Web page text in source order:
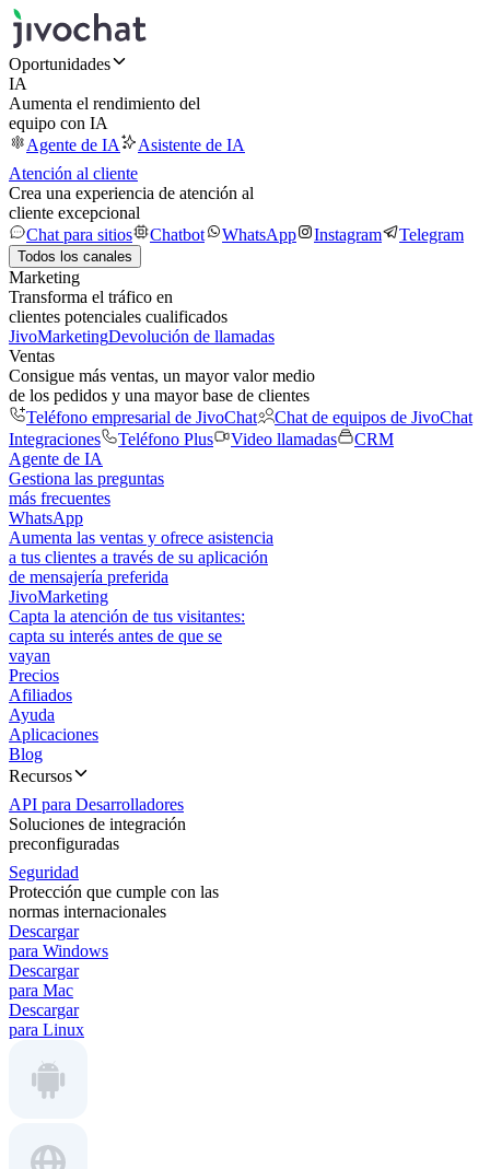
Oportunidades
IA
Aumenta el rendimiento del
equipo con IA
Agente de IA
Asistente de IA
Atención al cliente
Crea una experiencia de atención al
cliente excepcional
Chat para sitios
Chatbot WhatsApp Instagram Telegram
Todos los canales
Marketing
Transforma el tráfico en
clientes potenciales cualificados
JivoMarketingDevolución de llamadas
Ventas
Consigue más ventas, un mayor valor medio
de los pedidos y una mayor base de clientes
Teléfono empresarial de JivoChat
Chat de equipos de JivoChat
Integraciones
Teléfono Plus Video llamadas
CRM
Agente de IA
Gestiona las preguntas
más frecuentes
WhatsApp
Aumenta las ventas y ofrece asistencia
a tus clientes a través de su aplicación
de mensajería preferida
JivoMarketing
Capta la atención de tus visitantes:
capta su interés antes de que se
vayan
Precios
Afiliados
Ayuda
Aplicaciones
Blog
Recursos
API para Desarrolladores
Soluciones de integración
preconfiguradas
Seguridad
Protección que cumple con las
normas internacionales
Descargar
para Windows
Descargar
para Mac
Descargar
para Linux